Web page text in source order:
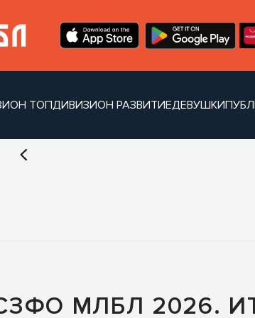
ТОПДИВИЗИОН РАЗВИТИЕДЕВУШКИ
МЛБЛ 2026.